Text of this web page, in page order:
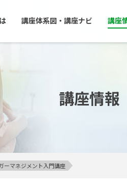
講座体系図・講座ナビ 講座
講座情報
ーマネジメント入門講座